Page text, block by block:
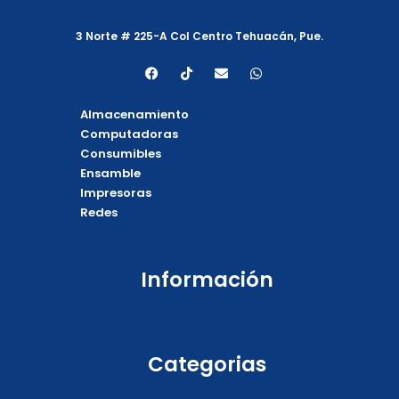
3 Norte # 225-A Col Centro Tehuacán, Pue.
F
a
e
b
o
k
T
i
o
E
n
W
h
Almacenamiento
Computadoras
Consumibles
Ensamble
Impresoras
Redes
Información
Categorias